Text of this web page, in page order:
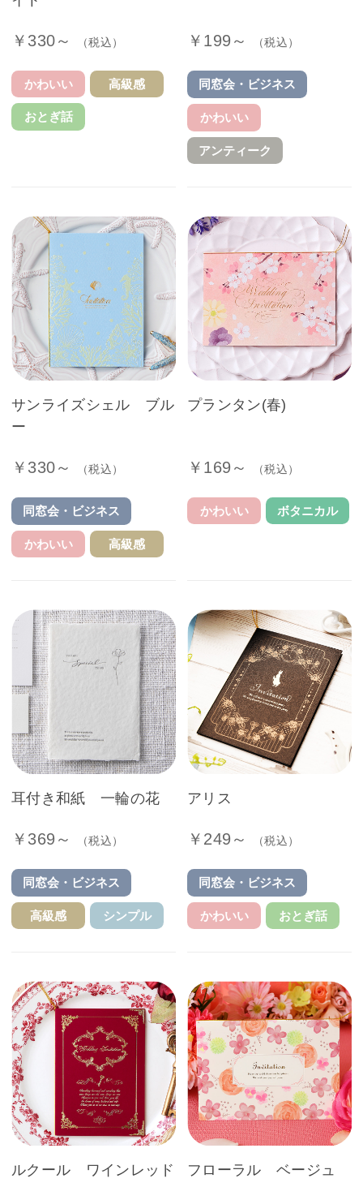
￥330～ （税込）
かわいい 高級感
おとぎ話
￥199～ （税込）
同窓会・ビジネス
かわいい
アンティーク
サンライズシェル ブル
ー
￥330～ （税込）
同窓会・ビジネス
かわいい 高級感
プランタン(春)
￥169～ （税込）
かわいい ボタニカル
耳付き和紙 一輪の花
￥369～ （税込）
同窓会・ビジネス
高級感 シンプル
アリス
￥249～ （税込）
同窓会・ビジネス
かわいい おとぎ話
ルクール ワインレッド フローラル ベージュ